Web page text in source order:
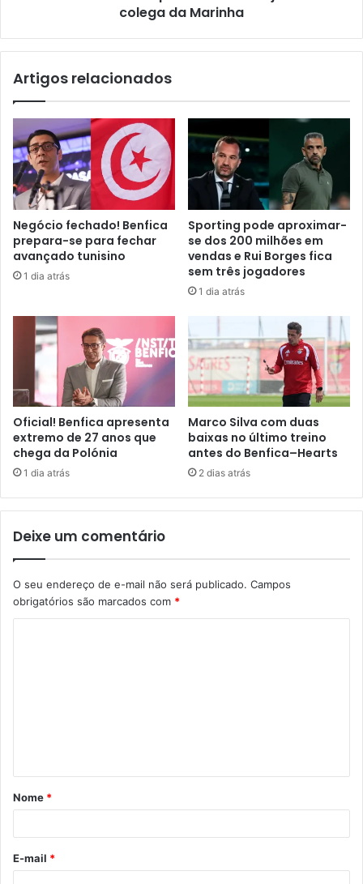
colega da Marinha
Artigos relacionados
Negócio fechado! Benfica
prepara-se para fechar
avançado tunisino
1 dia atrás
Sporting pode aproximar-
se dos 200 milhões em
vendas e Rui Borges fica
sem três jogadores
1 dia atrás
Oficial! Benfica apresenta
extremo de 27 anos que
chega da Polónia
1 dia atrás
Marco Silva com duas
baixas no último treino
antes do Benfica–Hearts
2 dias atrás
Deixe um comentário
O seu endereço de e-mail não será publicado. Campos
obrigatórios são marcados com *
á
r
*
Nome *
E-mail *